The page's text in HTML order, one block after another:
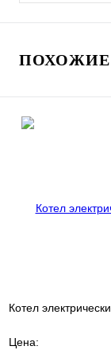
ПОХОЖИЕ
Котел
Цена: